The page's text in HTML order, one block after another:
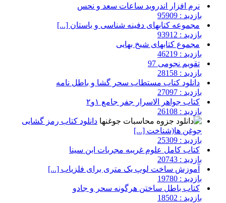
نرم افزار اندروید ساعات سعد و نحس
بازدید : 95909
مجموعه کتابهای دفینه شناسی و باستان [...]
بازدید : 93912
مجموع کتابهای شیخ بهایی
بازدید : 46219
تقویم نجومی 97
بازدید : 28158
دانلود کتاب مستطاب سحر گشا و باطل نامه
بازدید : 27097
کتاب جواهر الاسرار جفر جامع ۱و۲
بازدید : 26108
دانلود کتاب رمز گشایی
جوغن ها(شناخت [...]
بازدید : 25309
کتاب کامل علوم غریبه مجربات ابن سینا
بازدید : 20743
آموزش ساخت لوپ یک متری برای فلزیاب [...]
بازدید : 19780
کتاب باطل ساختن هرگونه سحر و جادو
بازدید : 18502